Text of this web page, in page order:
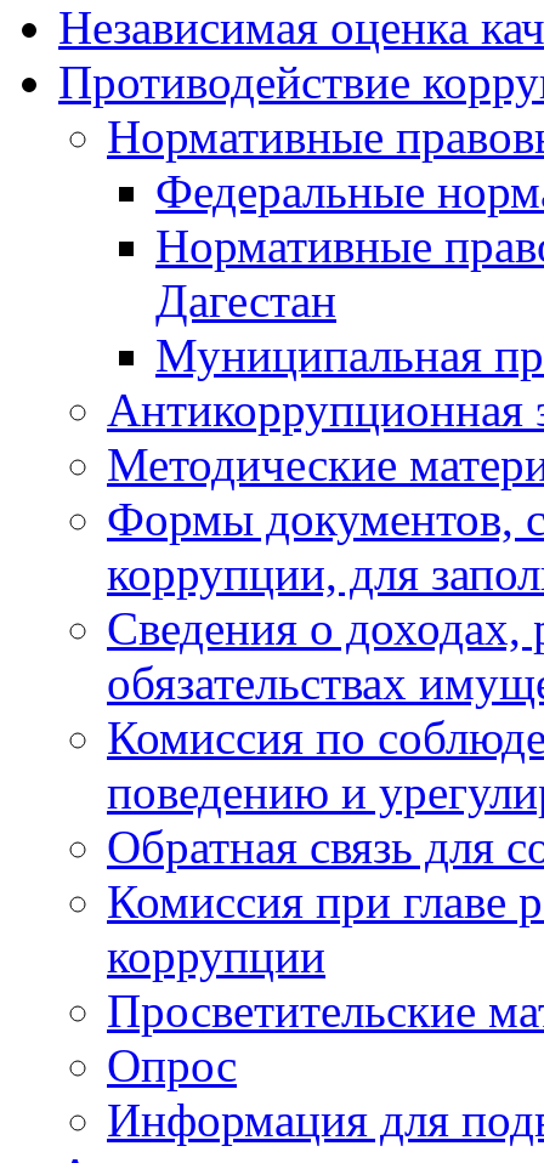
Независимая оценка
Противодействие
Нормативные
Федеральные
Нормативные
Дагестан
Муниципальная
Антикоррупционная
Методические
Формы документов,
коррупции, для
Сведения о доходах,
обязательствах
Комиссия по
поведению и
Обратная связь для
Комиссия при главе
коррупции
Просветительские
Опрос
Информация для